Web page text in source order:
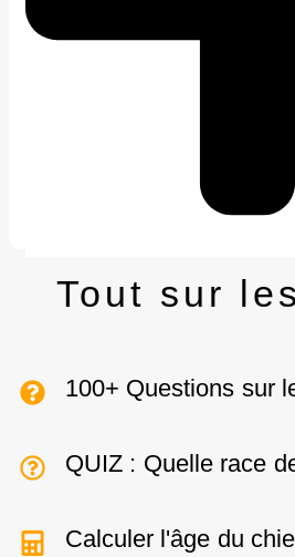
Tout sur
100+ Questions sur
QUIZ : Quelle race
Calculer l'âge du